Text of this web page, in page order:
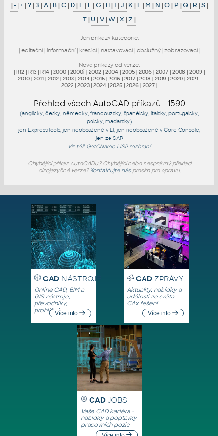
|- |+|?|3 |A| B|C| D| E| F |G| H| I |J | K| L | M | N |O| P |Q| R |S|
T| U|V|W|X |Z |
Jen příkazy kategorie:
| editační| informační| kreslicí| nastavovací| obslužný| zobrazovací|
Nové příkazy od verze:
| R12 | R13 | R14 | 2000 | 2000i | 2002 | 2004 | 2005 | 2006 | 2007 | 2008 | 2009 |
2010 | 2011 | 2012 | 2013 | 2014 | 2015 | 2016 | 2017 | 2018 | 2019 | 2020 | 2021 |
2022 | 2023 | 2024 | 2025 | 2026 | 2027 |
Přehled všech AutoCAD příkazů - 1590
(anglicky, česky, německy, francouzsky, španělsky, italsky, portugalsky,
polsky, maďarsky)
jen ExpressTools , jen neobsažené v LT, jen neobsažené v Core Console
jen ze SAP
Viz též GetCNameLISP rozhraní.
Chybějící příkaz AutoCADu? Chybějící nebo nesprávný překlad
cizojazyčné verze? Kontaktujte násprosím pro opravu.
CADNÁSTROJE
Online CAD, BIM a
GIS nástroje,
převodníky,
prohlížečeVíce info
CADZPRÁVY
Aktuality, nabídky a
události ze světa
CAx řešení
Více info
CAD JOBS
Vaše CAD kariéra -
nabídky a poptávky
pracovních pozic